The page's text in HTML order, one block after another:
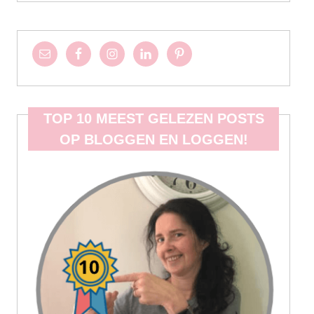
TOP 10 MEEST GELEZEN POSTS
OP BLOGGEN EN LOGGEN!